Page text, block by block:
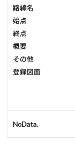
路線名
始点
終点
概要
その他
登録図面
NoData.